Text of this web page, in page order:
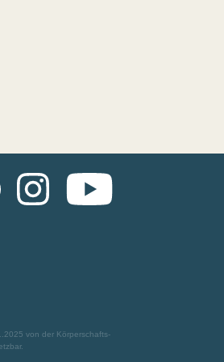
InstagramYouTube
von der Körperschafts-